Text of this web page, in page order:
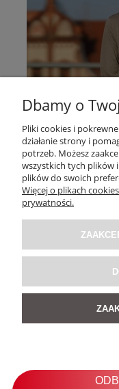
Dbamy o
Pliki cookies i
działanie strony i
potrzeb. Możesz
wszystkich tych plików
plików do swoich
Więcej o plikach
prywatności.